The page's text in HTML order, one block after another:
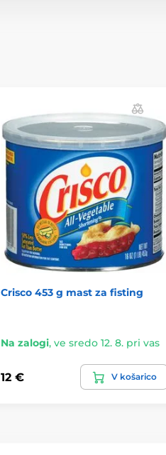
Crisco 453 g mast za fisting
Na zalogi, ve sredo 12. 8. pri vas
12 € V košarico